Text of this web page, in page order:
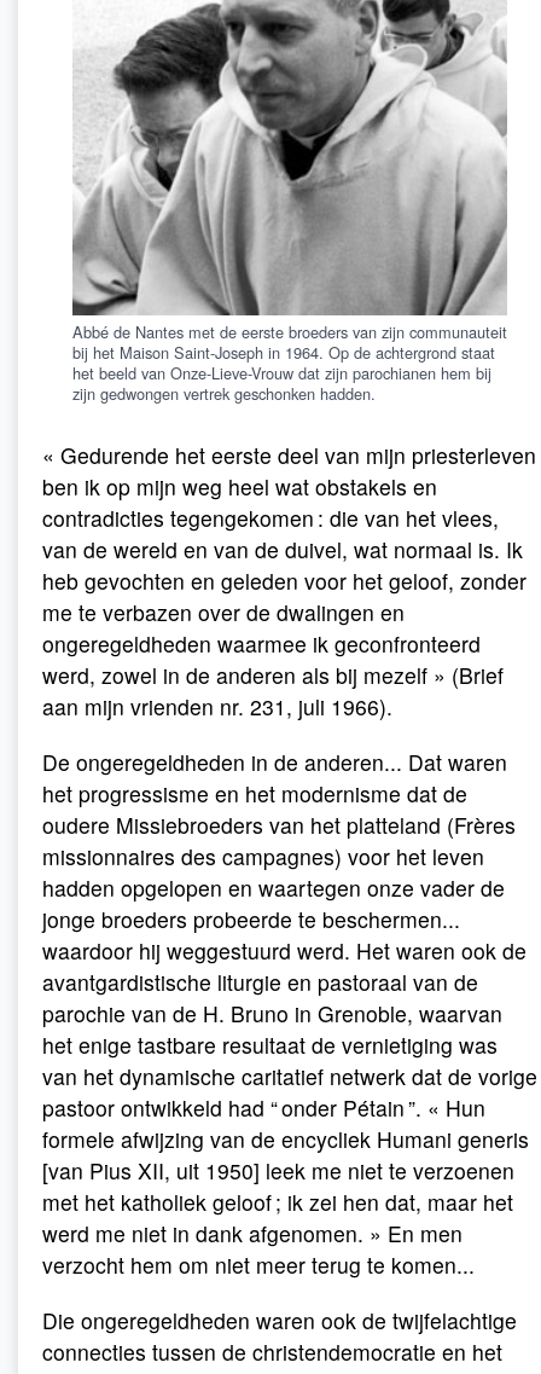
Abbé de Nantes met de eerste broeders van zijn communauteit
bij het Maison Saint-Joseph in 1964. Op de achtergrond staat
het beeld van Onze-Lieve-Vrouw dat zijn parochianen hem bij
zijn gedwongen vertrek geschonken hadden.
« Gedurende het eerste deel van mijn priesterleven
ben ik op mijn weg heel wat obstakels en
contradicties tegengekomen : die van het vlees,
van de wereld en van de duivel, wat normaal is. Ik
heb gevochten en geleden voor het geloof, zonder
me te verbazen over de dwalingen en
ongeregeldheden waarmee ik geconfronteerd
werd, zowel in de anderen als bij mezelf » (Brief
aan mijn vrienden nr. 231, juli 1966).
De ongeregeldheden in de anderen... Dat waren
het progressisme en het modernisme dat de
oudere Missiebroeders van het platteland (Frères
missionnaires des campagnes) voor het leven
hadden opgelopen en waartegen onze vader de
jonge broeders probeerde te beschermen...
waardoor hij weggestuurd werd. Het waren ook de
avantgardistische liturgie en pastoraal van de
parochie van de H. Bruno in Grenoble, waarvan
het enige tastbare resultaat de vernietiging was
van het dynamische caritatief netwerk dat de vorige
pastoor ontwikkeld had “ onder Pétain ”. « Hun
formele afwijzing van de encycliek Humani generis
[van Pius XII, uit 1950] leek me niet te verzoenen
met het katholiek geloof ; ik zei hen dat, maar het
werd me niet in dank afgenomen. » En men
verzocht hem om niet meer terug te komen...
Die ongeregeldheden waren ook de twijfelachtige
connecties tussen de christendemocratie en het